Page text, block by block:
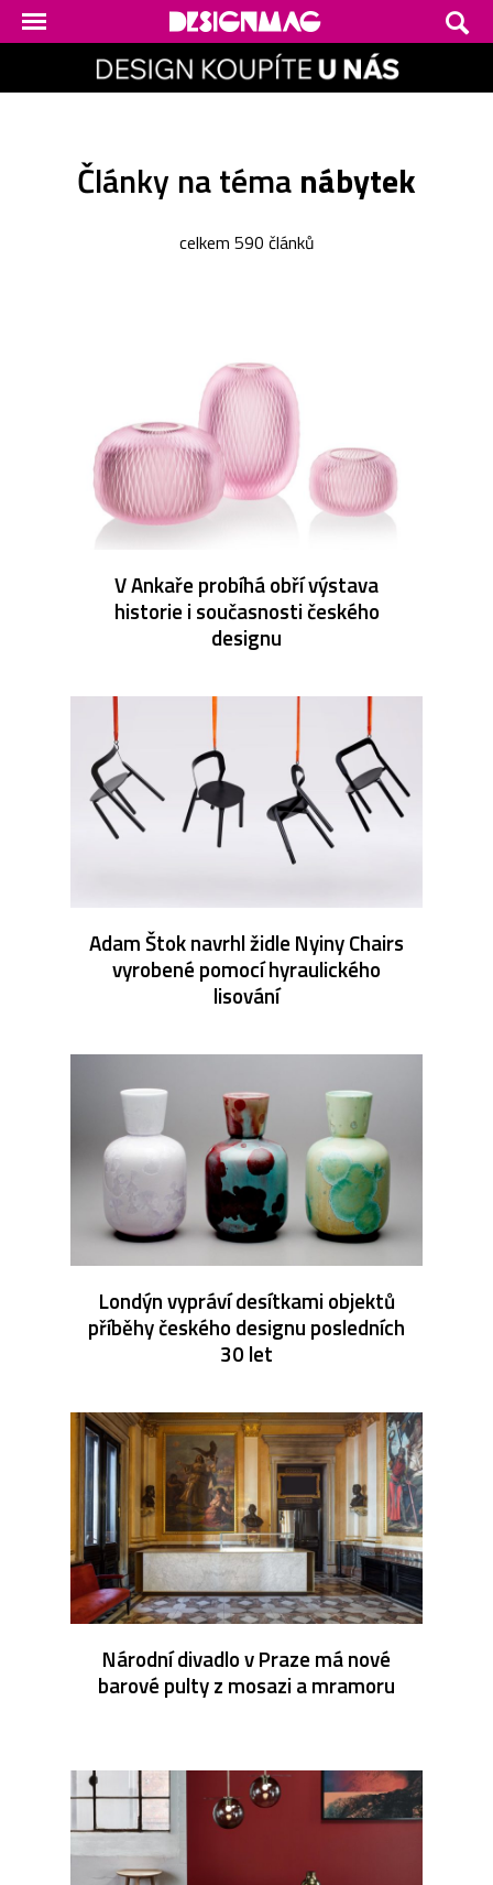
Články na témanábytek
celkem 590 článků
V Ankaře probíhá obří výstava
historie i současnosti českého
designu
Adam Štok navrhl židle Nyiny Chairs
vyrobené pomocí hyraulického
lisování
Londýn vypráví desítkami objektů
příběhy českého designu posledních
30 let
Národní divadlo v Praze má nové
barové pulty z mosazi a mramoru